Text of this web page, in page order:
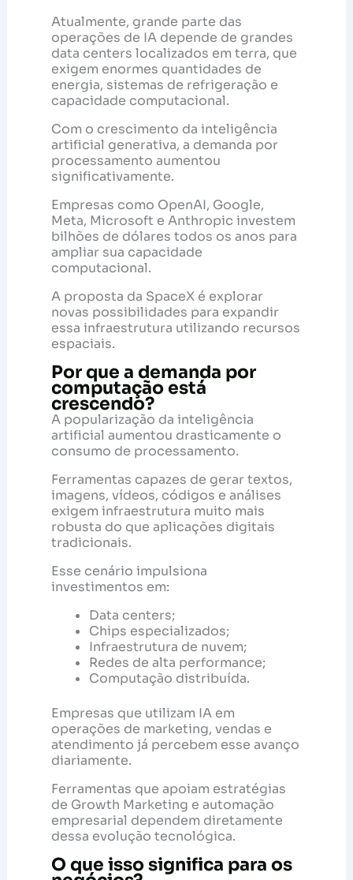
Atualmente, grande parte das
operações de IA depende de grandes
data centers localizados em terra, que
exigem enormes quantidades de
energia, sistemas de refrigeração e
capacidade computacional.
Com o crescimento da inteligência
artificial generativa, a demanda por
processamento aumentou
significativamente.
Empresas como OpenAI, Google,
Meta, Microsoft e Anthropic investem
bilhões de dólares todos os anos para
ampliar sua capacidade
computacional.
A proposta da SpaceX é explorar
novas possibilidades para expandir
essa infraestrutura utilizando recursos
espaciais.
Por que a demanda por
computação está
crescendo?
A popularização da inteligência
artificial aumentou drasticamente o
consumo de processamento.
Ferramentas capazes de gerar textos,
imagens, vídeos, códigos e análises
exigem infraestrutura muito mais
robusta do que aplicações digitais
tradicionais.
Esse cenário impulsiona
investimentos em:
Data centers;
Chips especializados;
Infraestrutura de nuvem;
Redes de alta performance;
Computação distribuída.
Empresas que utilizam IA em
operações de marketing, vendas e
atendimento já percebem esse avanço
diariamente.
Ferramentas que apoiam estratégias
de Growth Marketing e automação
empresarial dependem diretamente
dessa evolução tecnológica.
O que isso significa para os